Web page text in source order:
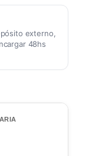
externo,
48hs